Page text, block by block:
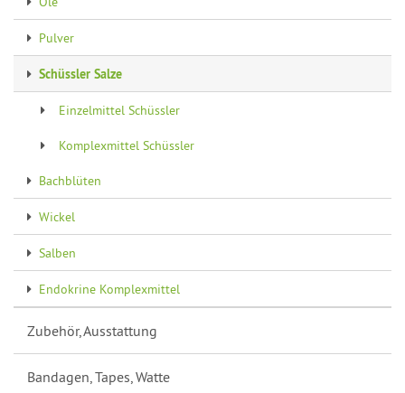
Pulver
Schüssler Salze
Einzelmittel Schüssler
Komplexmittel Schüssler
Bachblüten
Wickel
Salben
Endokrine Komplexmittel
Zubehör, Ausstattung
Bandagen, Tapes, Watte